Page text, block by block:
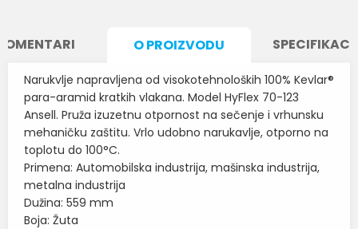
O PROIZVODU
Narukvlje napravljena od visokotehnoloških 100% Kevlar®
para-aramid kratkih vlakana. Model HyFlex 70-123
Ansell. Pruža izuzetnu otpornost na sečenje i vrhunsku
mehaničku zaštitu. Vrlo udobno narukavlje, otporno na
toplotu do 100°C.
Primena: Automobilska industrija, mašinska industrija,
metalna industrija
Dužina: 559 mm
Boja: Žuta